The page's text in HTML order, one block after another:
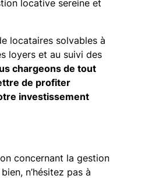
locative sereine et
locataires solvables à
loyers et au suivi des
chargeons de tout
de profiter
investissement
concernant la gestion
n’hésitez pas à